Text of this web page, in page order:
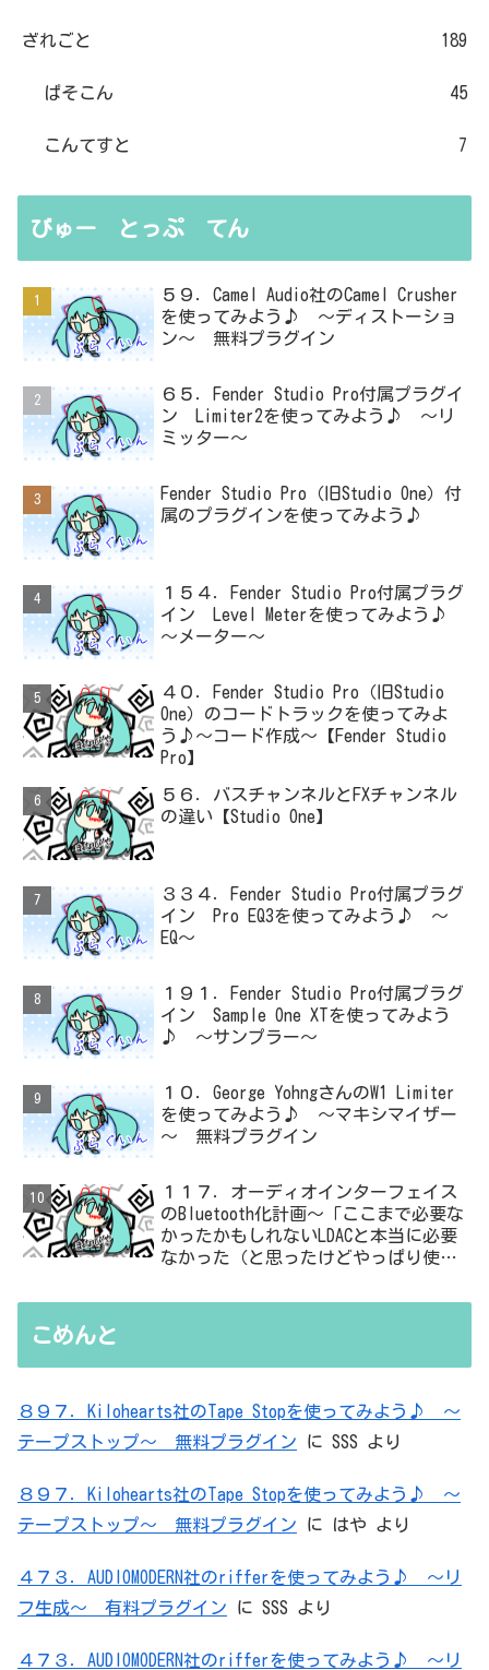
ざれごと 189
ぱそこん 45
こんてすと 7
びゅー とっぷ てん
５９．Camel Audio社のCamel Crusher
を使ってみよう♪ ～ディストーショ
ン～ 無料プラグイン
６５．Fender Studio Pro付属プラグイ
ン Limiter2を使ってみよう♪ ～リ
ミッター～
Fender Studio Pro（旧Studio One）付
属のプラグインを使ってみよう♪
１５４．Fender Studio Pro付属プラグ
イン Level Meterを使ってみよう♪
～メーター～
４０．Fender Studio Pro（旧Studio
One）のコードトラックを使ってみよ
う♪～コード作成～【Fender Studio
Pro】
５６．バスチャンネルとFXチャンネル
の違い【Studio One】
３３４．Fender Studio Pro付属プラグ
イン Pro EQ3を使ってみよう♪ ～
EQ～
１９１．Fender Studio Pro付属プラグ
イン Sample One XTを使ってみよう
♪ ～サンプラー～
１０．George YohngさんのW1 Limiter
を使ってみよう♪ ～マキシマイザー
～ 無料プラグイン
１１７．オーディオインターフェイス
のBluetooth化計画～「ここまで必要な
かったかもしれないLDACと本当に必要
なかった（と思ったけどやっぱり使っ
無駄を重ねた結論はシンプルだった
こめんと
８９７．Kilohearts社のTape Stopを使ってみよう♪ ～
テープストップ～ 無料プラグイン に SSS より
８９７．Kilohearts社のTape Stopを使ってみよう♪ ～
テープストップ～ 無料プラグイン に はや より
４７３．AUDIOMODERN社のrifferを使ってみよう♪ ～リ
フ生成～ 有料プラグイン に SSS より
４７３．AUDIOMODERN社のrifferを使ってみよう♪ ～リ